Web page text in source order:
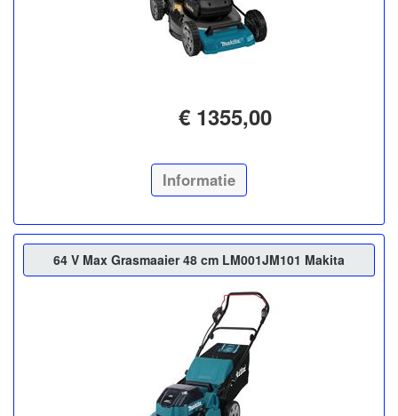
€ 1355,00
Informatie
64 V Max Grasmaaier 48 cm LM001JM101 Makita